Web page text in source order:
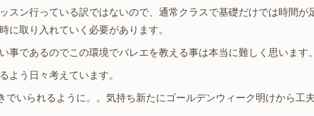
スン行っている訳ではないので、通常クラスで基礎だけでは時間が
取り入れていく必要があります。
であるのでこの環境でバレエを教える事は本当に難しく思います。
よう日々考えています。
いられるように。。気持ち新たにゴールデンウィーク明けから工